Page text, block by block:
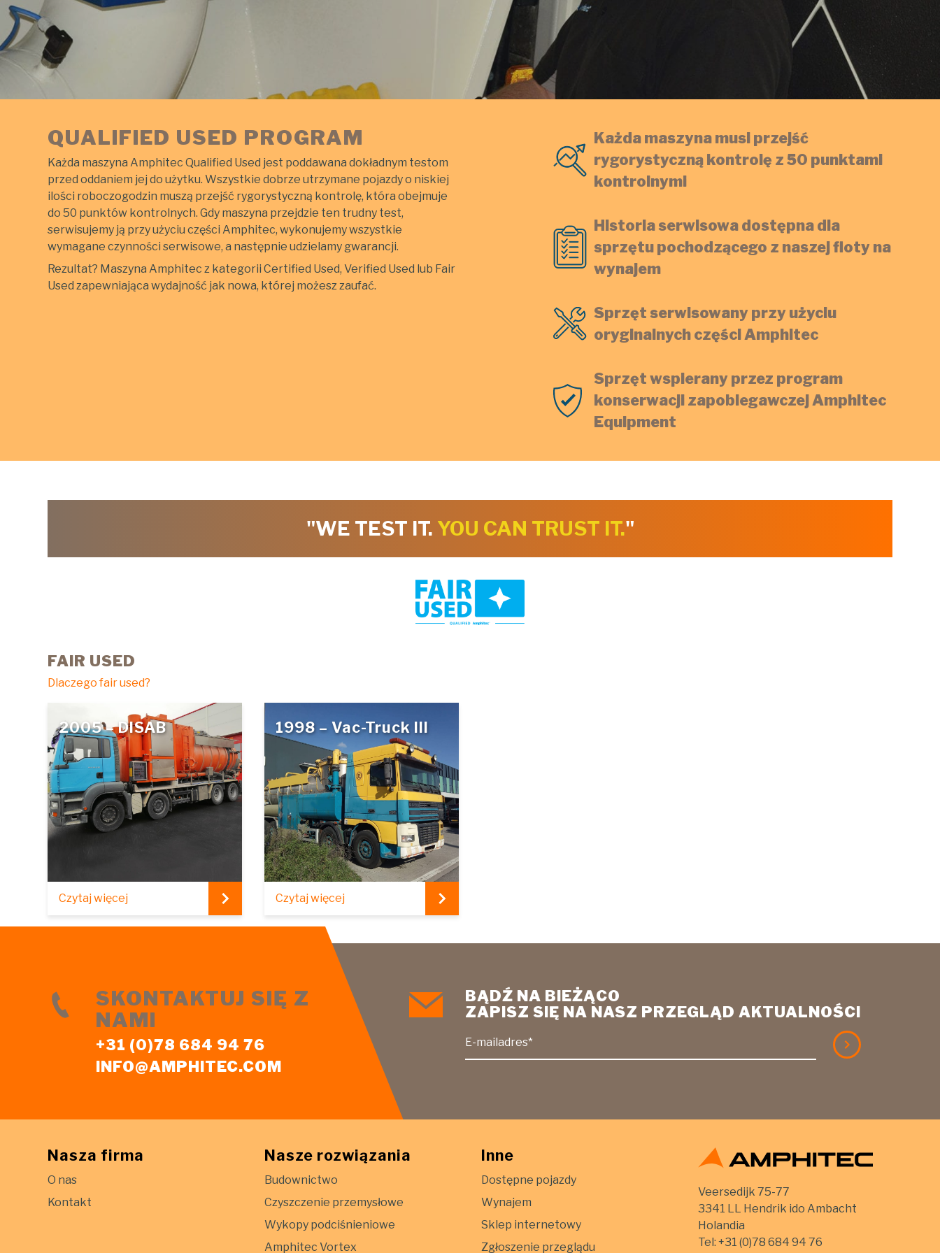
QUALIFIED USED PROGRAM
Każda maszyna Amphitec Qualified Used jest poddawana dokładnym testom
przed oddaniem jej do użytku. Wszystkie dobrze utrzymane pojazdy o niskiej
ilości roboczogodzin muszą przejść rygorystyczną kontrolę, która obejmuje
do 50 punktów kontrolnych. Gdy maszyna przejdzie ten trudny test,
serwisujemy ją przy użyciu części Amphitec, wykonujemy wszystkie
wymagane czynności serwisowe, a następnie udzielamy gwarancji.
Rezultat? Maszyna Amphitec z kategorii Certified Used, Verified Used lub Fair
Used zapewniająca wydajność jak nowa, której możesz zaufać.
Każda maszyna musi przejść
rygorystyczną kontrolę z 50 punktami
kontrolnymi
Historia serwisowa dostępna dla
sprzętu pochodzącego z naszej floty na
wynajem
Sprzęt serwisowany przy użyciu
oryginalnych części Amphitec
Sprzęt wspierany przez program
konserwacji zapobiegawczej Amphitec
Equipment
"WE TEST IT. YOU CAN TRUST IT."
FAIR USED
Dlaczego fair used?
2005 – DISAB
Czytaj więcej
1998 – Vac-Truck III
Czytaj więcej
SKONTAKTUJ SIĘ Z
NAMI
+31 (0)78 684 94 76
INFO@AMPHITEC.COM
BĄDŹ NA BIEŻĄCO
ZAPISZ SIĘ NA NASZ PRZEGLĄD AKTUALNOŚCI
E-mailadres*
Nasza firma
O nas
Kontakt
Nasze rozwiązania
Budownictwo
Czyszczenie przemysłowe
Wykopy podciśnieniowe
Amphitec Vortex
Inne
Dostępne pojazdy
Wynajem
Sklep internetowy
Zgłoszenie przeglądu
Veersedijk 75-77
3341 LL Hendrik ido Ambacht
Holandia
Tel: +31 (0)78 684 94 76